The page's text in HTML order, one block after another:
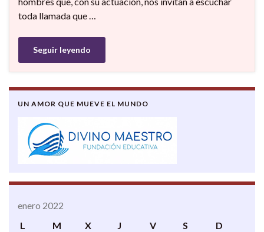
toda llamada que …
Seguir leyendo
UN AMOR QUE MUEVE EL MUNDO
enero 2022
L
M X J V S
D